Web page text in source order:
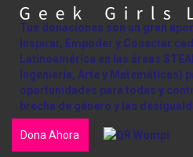
Tus donaciones son un gran
Inspirar, Empoder y Conectar
Latinoamérica en las áreas
Ingeniería, Arte y Matemáticas)
oportunidades para todas y
brecha de género y las
Dona Ahora